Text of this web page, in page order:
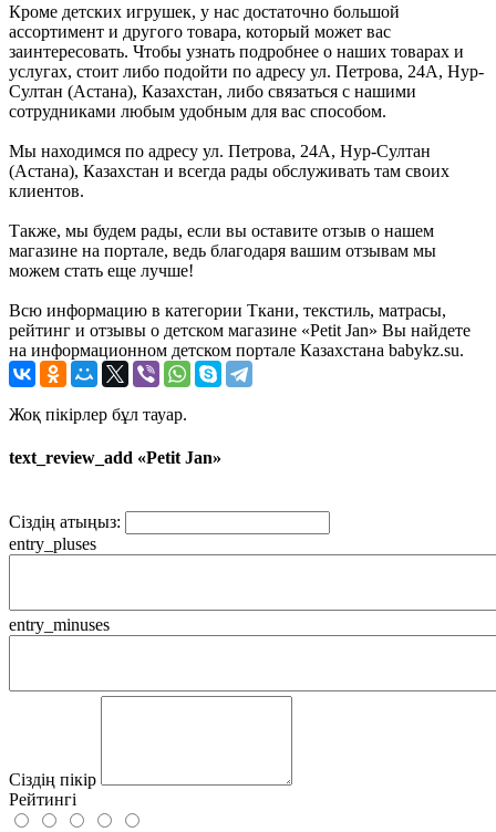
Кроме детских игрушек, у нас достаточно большой
ассортимент и другого товара, который может вас
заинтересовать. Чтобы узнать подробнее о наших товарах и
услугах, стоит либо подойти по адресу ул. Петрова, 24А, Нур-
Султан (Астана), Казахстан, либо связаться с нашими
сотрудниками любым удобным для вас способом.
Мы находимся по адресу ул. Петрова, 24А, Нур-Султан
(Астана), Казахстан и всегда рады обслуживать там своих
клиентов.
Также, мы будем рады, если вы оставите отзыв о нашем
магазине на портале, ведь благодаря вашим отзывам мы
можем стать еще лучше!
Всю информацию в категории Ткани, текстиль, матрасы,
рейтинг и отзывы о детском магазине «Petit Jan» Вы найдете
на информационном детском портале Казахстана babykz.su.
Жоқ пікірлер бұл тауар.
text_review_add «Petit Jan»
Сіздің атыңыз:
entry_pluses
entry_minuses
Сіздің пікір
Рейтингі